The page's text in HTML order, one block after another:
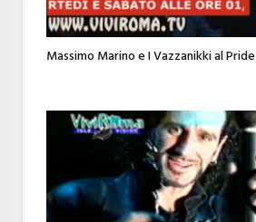
Massimo Marino e I Vazzanikki al